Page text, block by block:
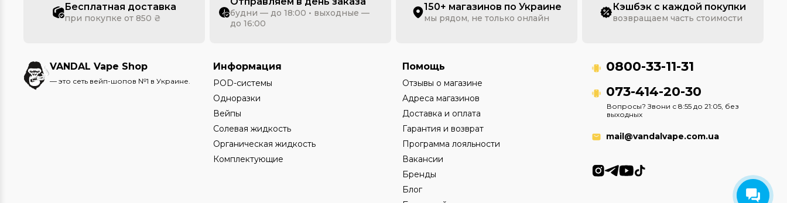
Бесплатная доставка
при покупке от 850 ₴
будни — до 18:00 • выходные —
до 16:00
150+ магазинов по Украине
мы рядом, не только онлайн
Кэшбэк с каждой покупки
возвращаем часть стоимости
VANDAL Vape Shop
— это сеть вейп-шопов №1 в Украине.
Информация
POD-системы
Одноразки
Вейпы
Солевая жидкость
Органическая жидкость
Комплектующие
Помощь
Отзывы о магазине
Адреса магазинов
Доставка и оплата
Гарантия и возврат
Программа лояльности
Вакансии
Бренды
Блог
0800-33-11-31
073-414-20-30
Вопросы? Звони с 8:55 до 21:05, без
выходных
mail@vandalvape.com.ua